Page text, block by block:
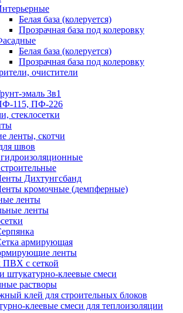
Белая база (колеруется)
Прозрачная база под колеровку
Белая база (колеруется)
Прозрачная база под колеровку
очистители
эмаль 3в1
115, ПФ-226
стеклосетки
ленты, скотчи
швов
Дихтунгсбанд
кромочные (демпферные)
ленты
ленты
армирующая
ленты
ПВХ с сеткой
клеевые смеси
растворы
клей для строительных блоков
клеевые смеси для теплоизоляции